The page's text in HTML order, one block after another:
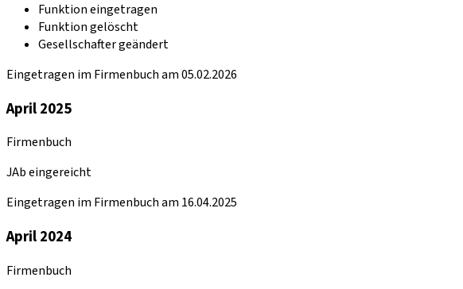
Funktion eingetragen
Funktion gelöscht
Gesellschafter geändert
Eingetragen im Firmenbuch am 05.02.2026
April 2025
Firmenbuch
JAb eingereicht
Eingetragen im Firmenbuch am 16.04.2025
April 2024
Firmenbuch